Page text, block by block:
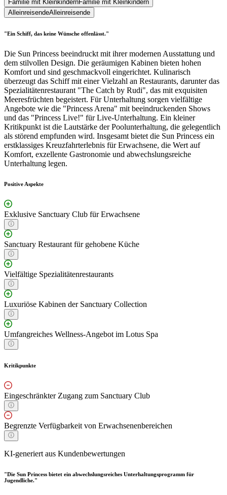
Familie mit KleinkindernFamilie mit Kleinkindern
AlleinreisendeAlleinreisende
"Ein Schiff, das keine Wünsche offenlässt."
Die Sun Princess beeindruckt mit ihrer modernen Ausstattung und
dem stilvollen Design. Die geräumigen Kabinen bieten hohen
Komfort und sind geschmackvoll eingerichtet. Kulinarisch
überzeugt das Schiff mit einer Vielzahl an Restaurants, darunter das
Spezialitätenrestaurant "The Catch by Rudi", das mit exquisiten
Meeresfrüchten begeistert. Für Unterhaltung sorgen vielfältige
Angebote wie die "Princess Arena" mit beeindruckenden Shows
und das "Princess Live!" für Live-Unterhaltung. Ein kleiner
Kritikpunkt ist die Lautstärke der Poolunterhaltung, die gelegentlich
als störend empfunden wird. Insgesamt bietet die Sun Princess ein
erstklassiges Kreuzfahrterlebnis für Erwachsene, die Wert auf
Komfort, exzellente Gastronomie und abwechslungsreiche
Unterhaltung legen.
Positive Aspekte
Exklusive Sanctuary Club für Erwachsene
Sanctuary Restaurant für gehobene Küche
Vielfältige Spezialitätenrestaurants
Luxuriöse Kabinen der Sanctuary Collection
Umfangreiches Wellness-Angebot im Lotus Spa
Kritikpunkte
Eingeschränkter Zugang zum Sanctuary Club
Begrenzte Verfügbarkeit von Erwachsenenbereichen
KI-generiert aus Kundenbewertungen
"Die Sun Princess bietet ein abwechslungsreiches Unterhaltungsprogramm für
Jugendliche."